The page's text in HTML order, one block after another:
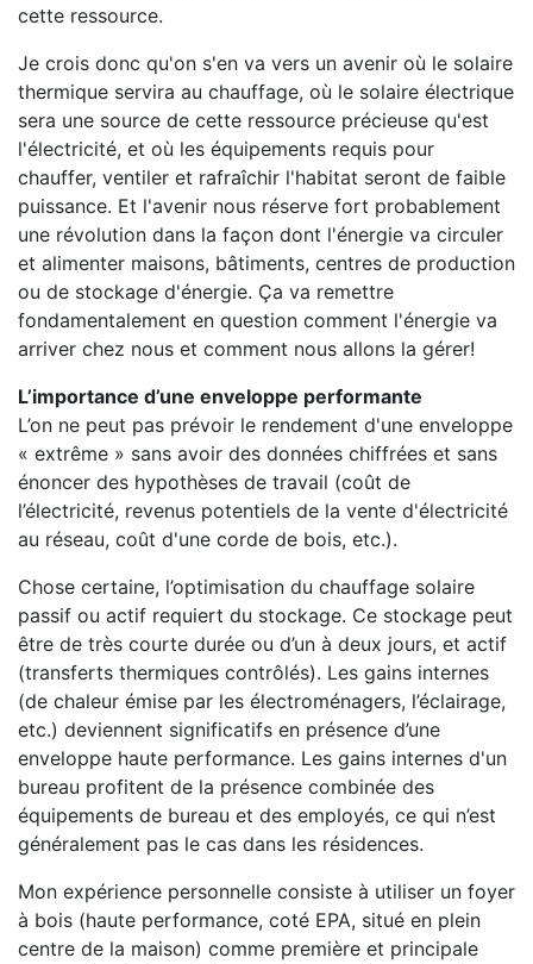
cette ressource.
Je crois donc qu'on s'en va vers un avenir où le solaire
thermique servira au chauffage, où le solaire électrique
sera une source de cette ressource précieuse qu'est
l'électricité, et où les équipements requis pour
chauffer, ventiler et rafraîchir l'habitat seront de faible
puissance. Et l'avenir nous réserve fort probablement
une révolution dans la façon dont l'énergie va circuler
et alimenter maisons, bâtiments, centres de production
ou de stockage d'énergie. Ça va remettre
fondamentalement en question comment l'énergie va
arriver chez nous et comment nous allons la gérer!
L’importance d’une enveloppe performante
L’on ne peut pas prévoir le rendement d'une enveloppe
« extrême » sans avoir des données chiffrées et sans
énoncer des hypothèses de travail (coût de
l’électricité, revenus potentiels de la vente d'électricité
au réseau, coût d'une corde de bois, etc.).
Chose certaine, l’optimisation du chauffage solaire
passif ou actif requiert du stockage. Ce stockage peut
être de très courte durée ou d’un à deux jours, et actif
(transferts thermiques contrôlés). Les gains internes
(de chaleur émise par les électroménagers, l’éclairage,
etc.) deviennent significatifs en présence d’une
enveloppe haute performance. Les gains internes d'un
bureau profitent de la présence combinée des
équipements de bureau et des employés, ce qui n’est
généralement pas le cas dans les résidences.
Mon expérience personnelle consiste à utiliser un foyer
à bois (haute performance, coté EPA, situé en plein
centre de la maison) comme première et principale